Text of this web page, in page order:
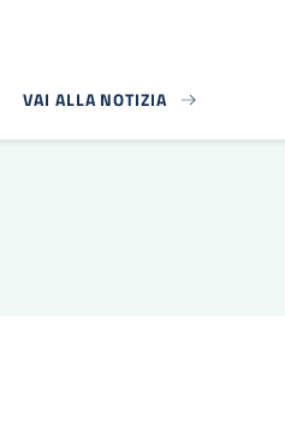
VAI ALLA NOTIZIA